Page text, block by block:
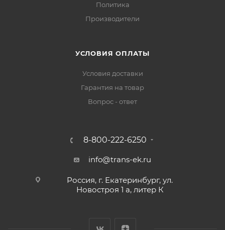
Политика
Производители
УСЛОВИЯ ОПЛАТЫ
Условия доставки
Гарантия на товар
Вопрос - ответ
8-800-222-6250
info@trans-ek.ru
Россия, г. Екатеринбург, ул.
Новостроя 1 а, литер К